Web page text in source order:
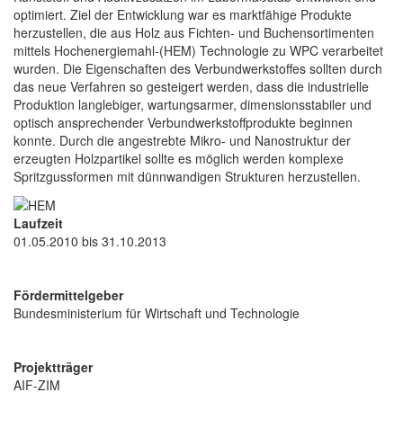
optimiert. Ziel der Entwicklung war es marktfähige Produkte
herzustellen, die aus Holz aus Fichten- und Buchensortimenten
mittels Hochenergiemahl-(HEM) Technologie zu WPC verarbeitet
wurden. Die Eigenschaften des Verbundwerkstoffes sollten durch
das neue Verfahren so gesteigert werden, dass die industrielle
Produktion langlebiger, wartungsarmer, dimensionsstabiler und
optisch ansprechender Verbundwerkstoffprodukte beginnen
konnte. Durch die angestrebte Mikro- und Nanostruktur der
erzeugten Holzpartikel sollte es möglich werden komplexe
Spritzgussformen mit dünnwandigen Strukturen herzustellen.
Laufzeit
01.05.2010 bis 31.10.2013
Fördermittelgeber
Bundesministerium für Wirtschaft und Technologie
Projektträger
AIF-ZIM